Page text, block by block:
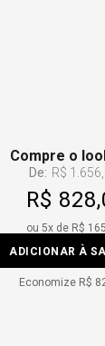
Compre o
De: R$
R$
ou 5x de R$
ADICIONAR À
Economize R$